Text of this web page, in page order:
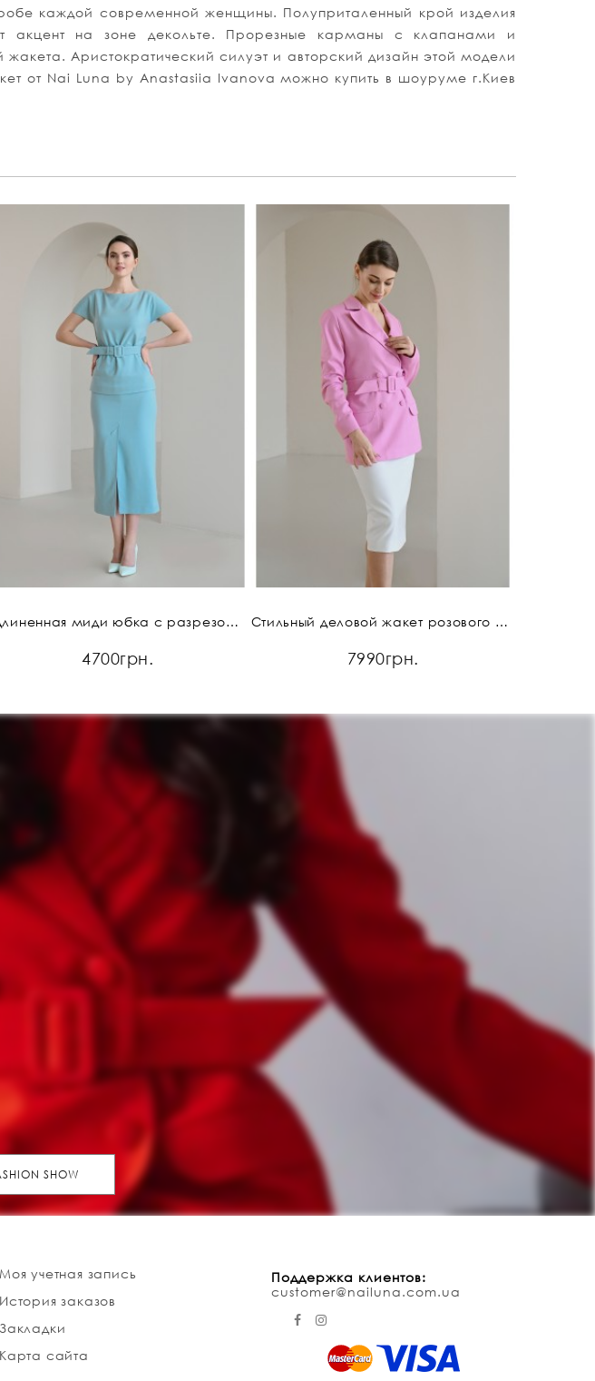
каждой современной женщины. Полуприталенный крой изделия
акцент на зоне декольте. Прорезные карманы с клапанами и
Аристократический силуэт и авторский дизайн этой модели
от Nai Luna by Anastasiia Ivanova можно купить в шоуруме г.Киев
Удлиненная миди юбка с разрезом спереди
4700грн.
Стильный деловой жакет розового цвета
7990грн.
SHOW
Моя учетная запись
История заказов
Закладки
Карта сайта
Поддержка клиентов:
customer@nailuna.com.ua